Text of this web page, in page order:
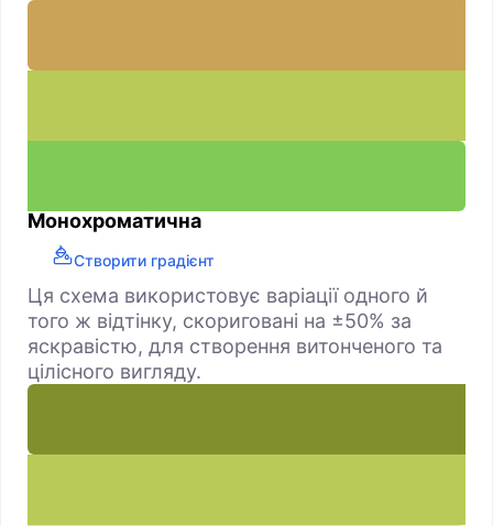
Монохроматична
Створити градієнт
Ця схема використовує варіації одного й
того ж відтінку, скориговані на ±50% за
яскравістю, для створення витонченого та
цілісного вигляду.